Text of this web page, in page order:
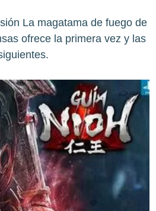
La magatama de fuego de
ofrece la primera vez y las